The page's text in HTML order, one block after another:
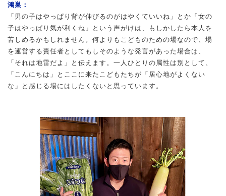
鴻巣：
「男の子はやっぱり背が伸びるのがはやくていいね」とか「女の
子はやっぱり気が利くね」という声がけは、もしかしたら本人を
苦しめるかもしれません。何よりもこどものための場なので、場
を運営する責任者としてもしそのような発言があった場合は、
「それは地雷だよ」と伝えます。一人ひとりの属性は別として、
「こんにちは」とここに来たこどもたちが「居心地がよくない
な」と感じる場にはしたくないと思っています。